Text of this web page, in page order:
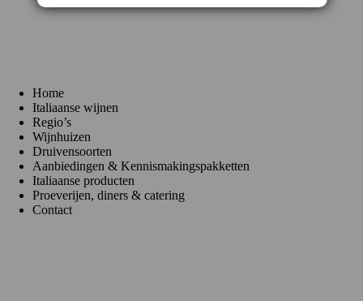
Home
Italiaanse wijnen
Regio’s
Wijnhuizen
Druivensoorten
Aanbiedingen & Kennismakingspakketten
Italiaanse producten
Proeverijen, diners & catering
Contact